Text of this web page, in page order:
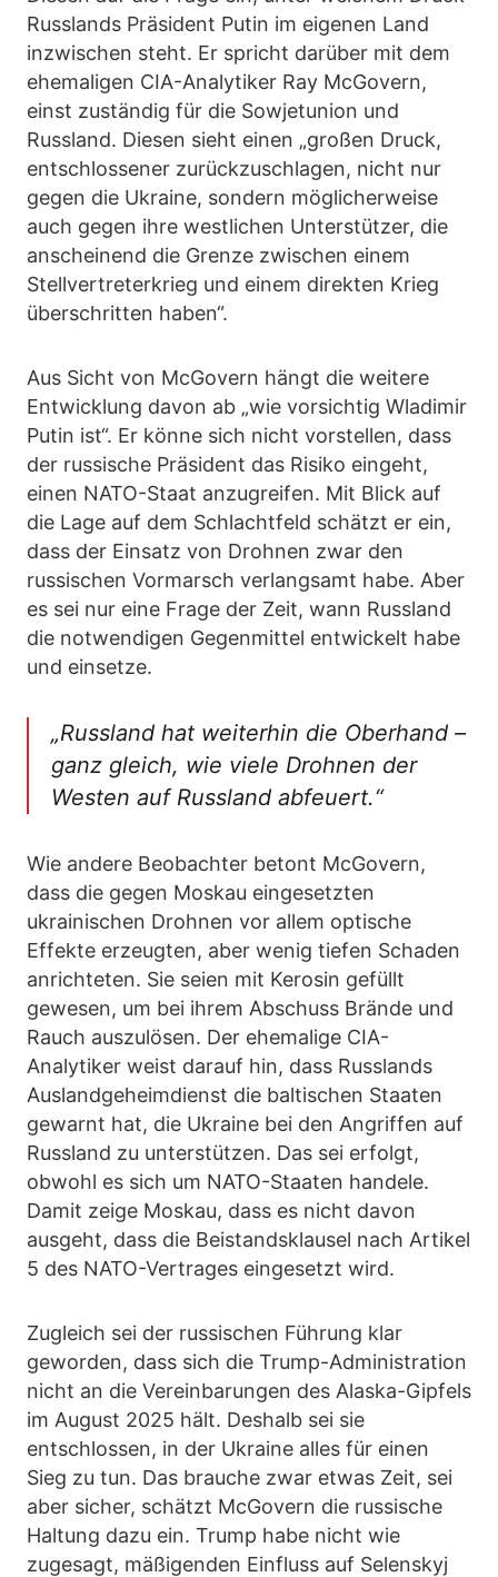
Russlands Präsident Putin im eigenen Land
inzwischen steht. Er spricht darüber mit dem
ehemaligen CIA-Analytiker Ray McGovern,
einst zuständig für die Sowjetunion und
Russland. Diesen sieht einen „großen Druck,
entschlossener zurückzuschlagen, nicht nur
gegen die Ukraine, sondern möglicherweise
auch gegen ihre westlichen Unterstützer, die
anscheinend die Grenze zwischen einem
Stellvertreterkrieg und einem direkten Krieg
überschritten haben“.
Aus Sicht von McGovern hängt die weitere
Entwicklung davon ab „wie vorsichtig Wladimir
Putin ist“. Er könne sich nicht vorstellen, dass
der russische Präsident das Risiko eingeht,
einen NATO-Staat anzugreifen. Mit Blick auf
die Lage auf dem Schlachtfeld schätzt er ein,
dass der Einsatz von Drohnen zwar den
russischen Vormarsch verlangsamt habe. Aber
es sei nur eine Frage der Zeit, wann Russland
die notwendigen Gegenmittel entwickelt habe
und einsetze.
„Russland hat weiterhin die Oberhand –
ganz gleich, wie viele Drohnen der
Westen auf Russland abfeuert.“
Wie andere Beobachter betont McGovern,
dass die gegen Moskau eingesetzten
ukrainischen Drohnen vor allem optische
Effekte erzeugten, aber wenig tiefen Schaden
anrichteten. Sie seien mit Kerosin gefüllt
gewesen, um bei ihrem Abschuss Brände und
Rauch auszulösen. Der ehemalige CIA-
Analytiker weist darauf hin, dass Russlands
Auslandgeheimdienst die baltischen Staaten
gewarnt hat, die Ukraine bei den Angriffen auf
Russland zu unterstützen. Das sei erfolgt,
obwohl es sich um NATO-Staaten handele.
Damit zeige Moskau, dass es nicht davon
ausgeht, dass die Beistandsklausel nach Artikel
5 des NATO-Vertrages eingesetzt wird.
Zugleich sei der russischen Führung klar
geworden, dass sich die Trump-Administration
nicht an die Vereinbarungen des Alaska-Gipfels
im August 2025 hält. Deshalb sei sie
entschlossen, in der Ukraine alles für einen
Sieg zu tun. Das brauche zwar etwas Zeit, sei
aber sicher, schätzt McGovern die russische
Haltung dazu ein. Trump habe nicht wie
zugesagt, mäßigenden Einfluss auf Selenskyj